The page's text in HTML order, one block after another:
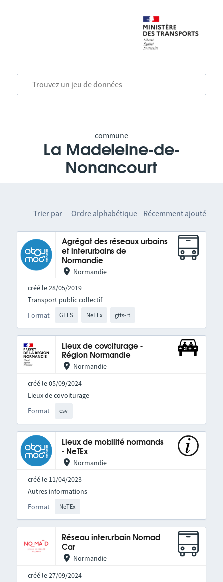
commune
La Madeleine-de-
Nonancourt
Trier par Ordre alphabétique Récemment ajouté
Agrégat des réseaux urbains
et interurbains de
Normandie
Normandie
créé le 28/05/2019
Format GTFS NeTEx gtfs-rt
Transport public collectif
Lieux de covoiturage -
Région Normandie
Normandie
créé le 05/09/2024
Format csv
Lieux de covoiturage
Lieux de mobilité normands
- NeTEx
Normandie
créé le 11/04/2023
Format NeTEx
Autres informations
Réseau interurbain Nomad
Car
Normandie
créé le 27/09/2024